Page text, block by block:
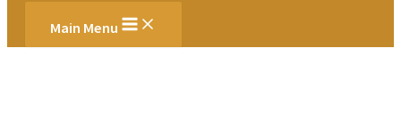
Main Menu